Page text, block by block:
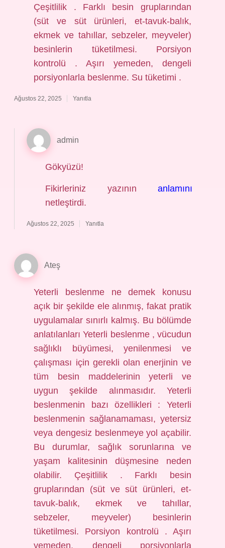
Çeşitlilik . Farklı besin gruplarından
(süt ve süt ürünleri, et-tavuk-balık,
ekmek ve tahıllar, sebzeler, meyveler)
besinlerin tüketilmesi. Porsiyon
kontrolü . Aşırı yemeden, dengeli
porsiyonlarla beslenme. Su tüketimi .
Ağustos 22, 2025 Yanıtla
admin
Gökyüzü!
Fikirleriniz yazınınanlamını
netleştirdi.
Ağustos 22, 2025 Yanıtla
Ateş
Yeterli beslenme ne demek konusu
açık bir şekilde ele alınmış, fakat pratik
uygulamalar sınırlı kalmış. Bu bölümde
anlatılanları Yeterli beslenme , vücudun
sağlıklı büyümesi, yenilenmesi ve
çalışması için gerekli olan enerjinin ve
tüm besin maddelerinin yeterli ve
uygun şekilde alınmasıdır. Yeterli
beslenmenin bazı özellikleri : Yeterli
beslenmenin sağlanamaması, yetersiz
veya dengesiz beslenmeye yol açabilir.
Bu durumlar, sağlık sorunlarına ve
yaşam kalitesinin düşmesine neden
olabilir. Çeşitlilik . Farklı besin
gruplarından (süt ve süt ürünleri, et-
tavuk-balık, ekmek ve tahıllar,
sebzeler, meyveler) besinlerin
tüketilmesi. Porsiyon kontrolü . Aşırı
yemeden, dengeli porsiyonlarla